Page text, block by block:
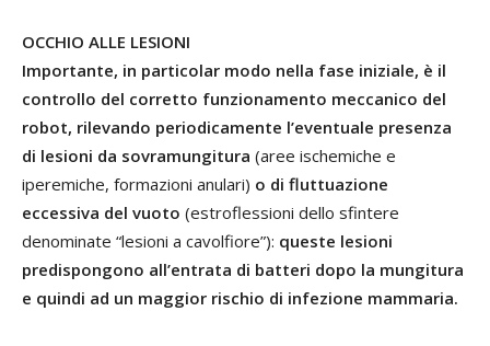
OCCHIO ALLE LESIONI
Importante, in particolar modo nella fase iniziale, è il
controllo del corretto funzionamento meccanico del
robot, rilevando periodicamente l’eventuale presenza
di lesioni da sovramungitura (aree ischemiche e
iperemiche, formazioni anulari) o di fluttuazione
eccessiva del vuoto (estroflessioni dello sfintere
denominate “lesioni a cavolfiore”): queste lesioni
predispongono all’entrata di batteri dopo la mungitura
e quindi ad un maggior rischio di infezione mammaria.